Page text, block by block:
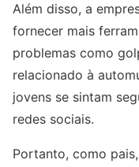
Além disso, a
fornecer mais
problemas como
relacionado à
jovens se sintam
redes sociais.
Portanto, como